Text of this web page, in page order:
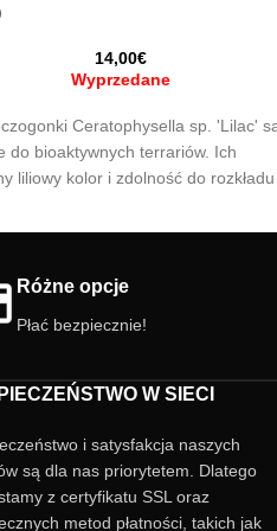
14,00€
Wyprzedane
Ceratophysella sp. 'Lilac'
do bioaktywnych terrariów. Ich
liliowy kolor i zdolność do rozkładu
w czystości i równowadze. 🐜
Skoczogonki są małe i mają kolor
nimi, aby nie uszkodzić
Różne opcje
Płać bezpiecznie!
W SIECI
i satysfakcja naszych
są dla nas priorytetem. Dlatego
z certyfikatu SSL oraz
metod płatności, takich jak